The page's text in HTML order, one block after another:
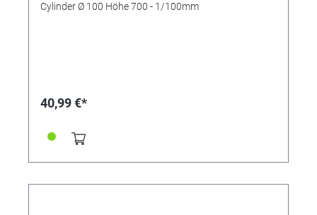
Cylinder Ø 100 Höhe 700 - 1/100mm
40,99 €*